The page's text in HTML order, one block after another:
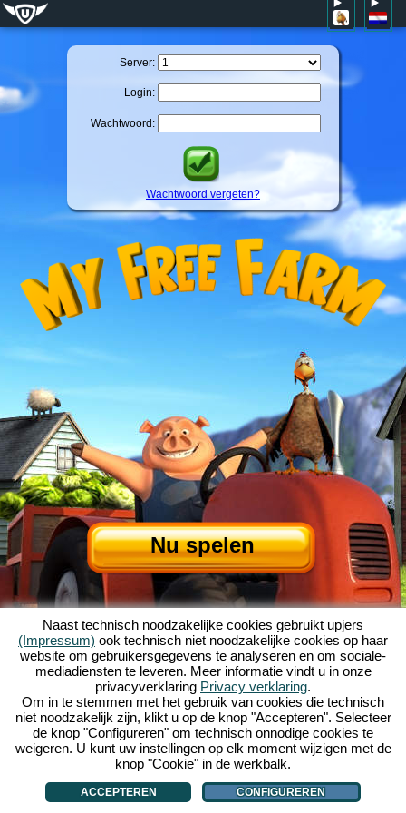
Server:
Login:
Wachtwoord:
Wachtwoord vergeten?
Nu spelen
Over My Free Farm|Het verhaal van dit browserspel|De mogelijkheden
AGV|Impressum|Privacybeleid|Regels| Forum|Support|
My Free Farm 2 App |Google Play|App Store|
Browsergames - Upjers.com| Cookies beheren
Naast technisch noodzakelijke cookies gebruikt upjers
(Impressum) ook technisch niet noodzakelijke cookies op haar
website om gebruikersgegevens te analyseren en om sociale-
mediadiensten te leveren. Meer informatie vindt u in onze
privacyverklaring Privacy verklaring.
Om in te stemmen met het gebruik van cookies die technisch
niet noodzakelijk zijn, klikt u op de knop "Accepteren". Selecteer
de knop "Configureren" om technisch onnodige cookies te
weigeren. U kunt uw instellingen op elk moment wijzigen met de
knop "Cookie" in de werkbalk.
ACCEPTEREN CONFIGUREREN